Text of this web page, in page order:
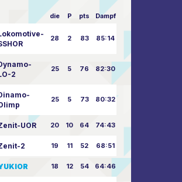
die P pts Dampf
28 2 83 85:14
2
25 5 76 82:30
25 5 73 80:32
UOR 20 10 64 74:43
2 19 11 52 68:51
18 12 54 64:46